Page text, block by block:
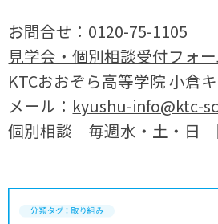
お問合せ： 0120-75-1105
見学会・個別相談受付フォ
KTCおおぞら高等学院 小倉
メール： kyushu-info@ktc-
個別相談 毎週水・土・日